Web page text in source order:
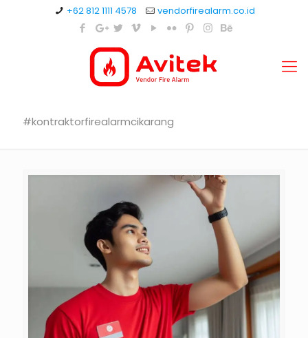
+62 812 1111 4578 vendorfirealarm.co.id
#kontraktorfirealarmcikarang